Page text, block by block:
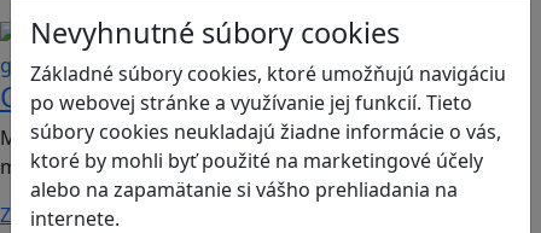
Nevyhnutné súbory cookies
Základné súbory cookies, ktoré umožňujú navigáciu
po webovej stránke a využívanie jej funkcií. Tieto
súbory cookies neukladajú žiadne informácie o vás,
ktoré by mohli byť použité na marketingové účely
alebo na zapamätanie si vášho prehliadania na
internete.
Kritické myslenie
gramotnosť
Chicken Intelligence Agency
Mobilná hra vhodná pre 2. stupeň ZŠ a SŠ; predmety:
mediálna výchova, informatika
Zistiť viac